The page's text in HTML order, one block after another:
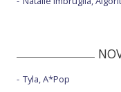
Tyla, A*Pop